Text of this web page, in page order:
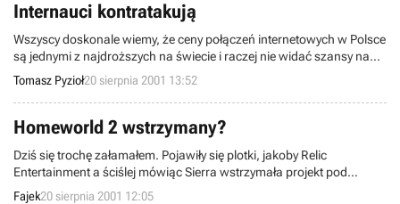
Internauci kontratakują
Wszyscy doskonale wiemy, że ceny połączeń internetowych w Polsce
są jednymi z najdroższych na świecie i raczej nie widać szansy na
ich szybki spadek. Wychodząc z założenia, że to sami internauci
powinni zacząć działać na rzecz taniego Internetu, dwóch
zapaleńców otworzyło serwis NaszRuch.pl.
Tomasz Pyzioł20 sierpnia 2001 13:52
Homeworld 2 wstrzymany?
Dziś się trochę załamałem. Pojawiły się plotki, jakoby Relic
Entertainment a ściślej mówiąc Sierra wstrzymała projekt pod
nazwą Homeworld 2!
Fajek20 sierpnia 2001 12:05